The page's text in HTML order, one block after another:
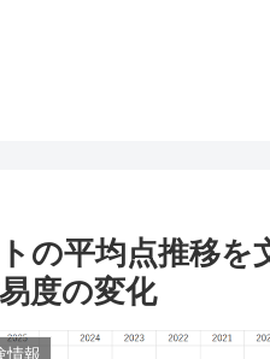
の平均点推移を
度の変化
情報